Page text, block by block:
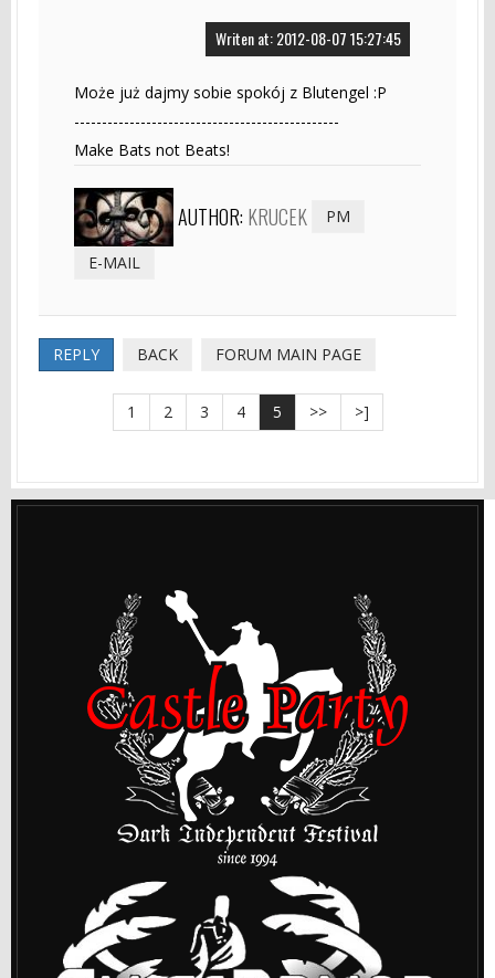
Writen at: 2012-08-07 15:27:45
Może już dajmy sobie spokój z Blutengel :P
------------------------------------------------
Make Bats not Beats!
AUTHOR: KRUCEK PM
E-MAIL
REPLY BACK FORUM MAIN PAGE
1 2 3 4 5 >> >]